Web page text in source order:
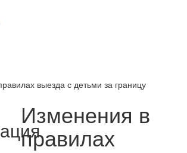
выезда с детьми за границу
Изменения в
правилах